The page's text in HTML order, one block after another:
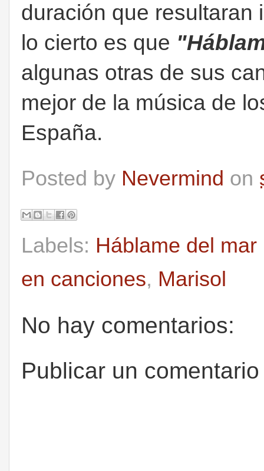
duración que resultaran
lo cierto es que
algunas otras de sus
mejor de la música de
España.
Posted by Nevermind on
Labels: Háblame del mar
en canciones, Marisol
No hay comentarios:
Publicar un comentario